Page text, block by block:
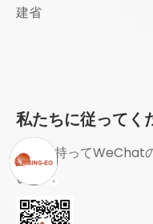
建省
私たちに従ってく
興味を持ってWeChat
い